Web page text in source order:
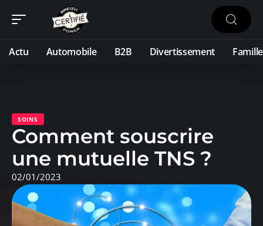
Actu Automobile B2B Divertissement Famille
SOINS
Comment souscrire
une mutuelle TNS ?
02/01/2023